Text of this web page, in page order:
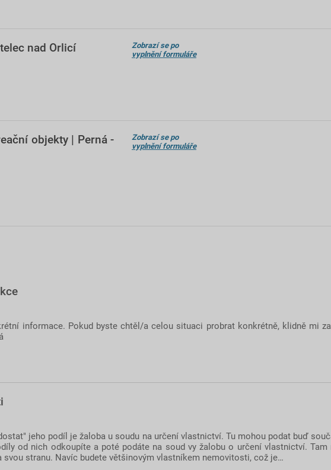
nad Orlicí
Zobrazí se po
vyplnění formuláře
objekty | Perná -
Zobrazí se po
vyplnění formuláře
informace. Pokud byste chtěl/a celou situaci probrat konkrétně, klidně mi
jeho podíl je žaloba u soudu na určení vlastnictví. Tu mohou podat buď
od nich odkoupíte a poté podáte na soud vy žalobu o určení vlastnictví. Tam
stranu. Navíc budete většinovým vlastníkem nemovitosti, což je…